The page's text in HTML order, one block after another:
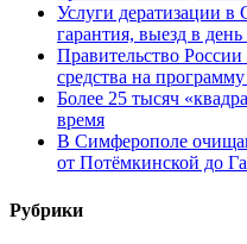
Услуги дератизации
гарантия, выезд в
Правительство
средства на
Более 25 тысяч
время
В Симферополе
от Потёмкинской до
Рубрики